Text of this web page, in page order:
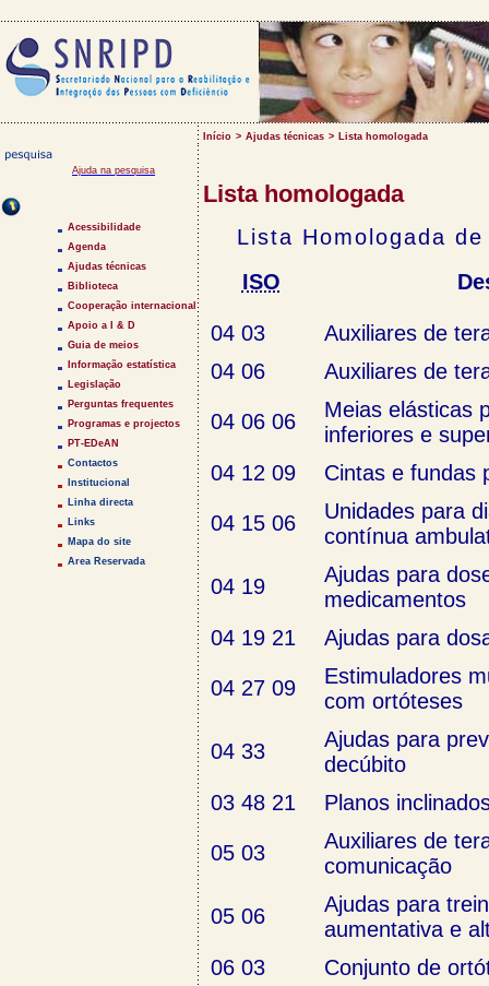
Início > Ajudas técnicas > Lista homologada
Ajuda na pesquisa
Acessibilidade
Agenda
Ajudas técnicas
Biblioteca
Cooperação internacional
Apoio a I & D
Guia de meios
Informação estatística
Legislação
Perguntas frequentes
Programas e projectos
PT-EDeAN
Contactos
Institucional
Linha directa
Links
Mapa do site
Area Reservada
Lista homologada
Lista Homologada
ISO
04 03
Auxiliares de
04 06
Auxiliares de
04 06 06
Meias elásticas
inferiores e
04 12 09
Cintas e fundas
04 15 06
Unidades para
contínua
04 19
Ajudas para
medicamentos
04 19 21
Ajudas para
04 27 09
Estimuladores
com ortóteses
04 33
Ajudas para
decúbito
03 48 21
Planos
05 03
Auxiliares de
comunicação
05 06
Ajudas para
aumentativa e
06 03
Conjunto de